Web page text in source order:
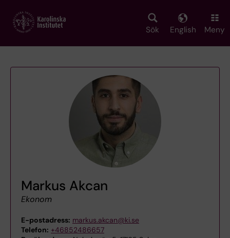
main
Sök English Meny
Markus Akcan
Ekonom
E-postadress: markus.akcan@ki.se
Telefon: +46852486657